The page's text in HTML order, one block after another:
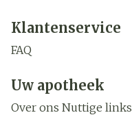
Klantenservice
FAQ
Uw apotheek
Over ons Nuttige links